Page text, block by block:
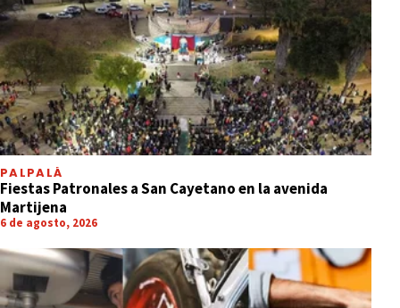
PALPALÁ
Fiestas Patronales a San Cayetano en la avenida
Martijena
6 de agosto, 2026